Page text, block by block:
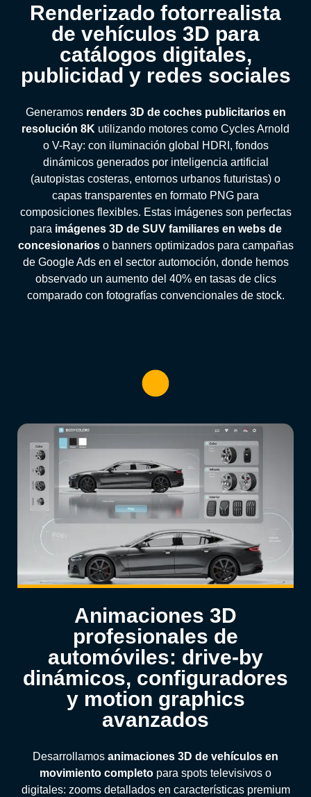
Renderizado fotorrealista
de vehículos 3D para
catálogos digitales,
publicidad y redes sociales
Generamos renders 3D de coches publicitarios en
resolución 8K utilizando motores como Cycles Arnold
o V-Ray: con iluminación global HDRI, fondos
dinámicos generados por inteligencia artificial
(autopistas costeras, entornos urbanos futuristas) o
capas transparentes en formato PNG para
composiciones flexibles. Estas imágenes son perfectas
para imágenes 3D de SUV familiares en webs de
concesionarioso banners optimizados para campañas
de Google Ads en el sector automoción, donde hemos
observado un aumento del 40% en tasas de clics
comparado con fotografías convencionales de stock.
Animaciones 3D
profesionales de
automóviles: drive-by
dinámicos, configuradores
y motion graphics
avanzados
Desarrollamos animaciones 3D de vehículos en
movimiento completo para spots televisivos o
digitales: zooms detallados en características premium